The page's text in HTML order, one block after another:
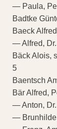
— Paula,
Badtke
Baeck
— Alfred,
Bäck Alois,
5
Baentsch
Bär Alfred,
— Anton,
—